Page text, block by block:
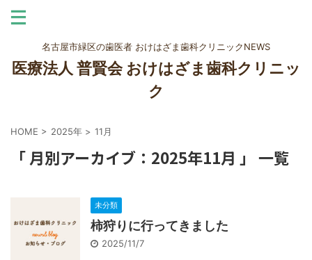
名古屋市緑区の歯医者 おけはざま歯科クリニックNEWS
医療法人 普賢会 おけはざま歯科クリニッ
ク
HOME > 2025年 > 11月
「 月別アーカイブ：2025年11月 」 一覧
未分類
柿狩りに行ってきました
2025/11/7